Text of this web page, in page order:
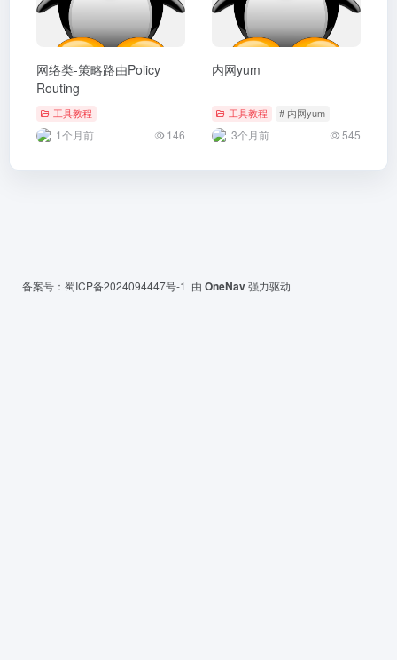
网络类-策略路由Policy
Routing
工具教程
1个月前 146
内网yum
工具教程 # 内网yum
3个月前 545
备案号： 蜀ICP备2024094447号-1 由 OneNav强力驱动